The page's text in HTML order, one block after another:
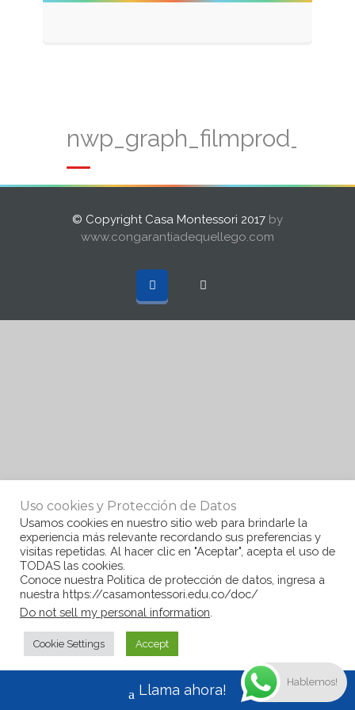
nwp_graph_filmprod_fr1
© Copyright Casa Montessori 2017 by
www.congarantiadequellego.com
Uso cookies y Protección de Datos
Usamos cookies en nuestro sitio web para brindarle la
experiencia más relevante recordando sus preferencias y
visitas repetidas. Al hacer clic en "Aceptar", acepta el uso de
TODAS las cookies.
Conoce nuestra Politica de protección de datos, ingresa a
nuestra https://casamontessori.edu.co/doc/
Do not sell my personal information
Cookie Settings Accept
Llama ahora! Hablemos!